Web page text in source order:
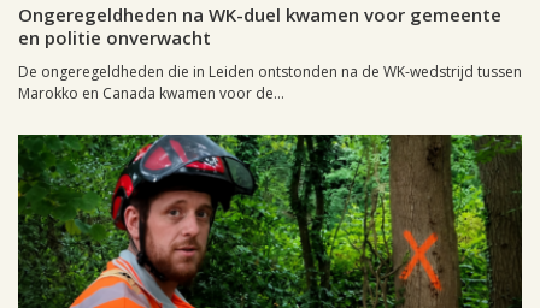
Ongeregeldheden na WK-duel kwamen voor gemeente
en politie onverwacht
De ongeregeldheden die in Leiden ontstonden na de WK-wedstrijd tussen
Marokko en Canada kwamen voor de...